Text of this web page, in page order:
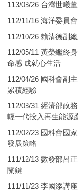
113/03/26 台灣世曦
112/11/16 海洋委員
112/10/26 賴清德副
112/05/11 黃榮鑑終
命感 成就心生活
112/04/26 國科會副
累積經驗
112/03/31 經濟部政
輕一代投入再生能源
112/02/23 國科會國
發展策略
111/12/13 數發部呂
關鍵
111/11/23 李國添講